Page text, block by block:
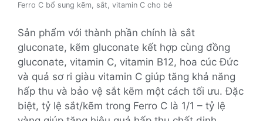
Ferro C bổ sung kẽm, sắt, vitamin C cho bé
Sản phẩm với thành phần chính là sắt
gluconate, kẽm gluconate kết hợp cùng đồng
gluconate, vitamin C, vitamin B12, hoa cúc Đức
và quả sơ ri giàu vitamin C giúp tăng khả năng
hấp thu và bảo vệ sắt kẽm một cách tối ưu. Đặc
biệt, tỷ lệ sắt/kẽm trong Ferro C là 1/1 – tỷ lệ